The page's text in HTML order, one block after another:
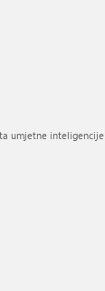
umjetne inteligencije